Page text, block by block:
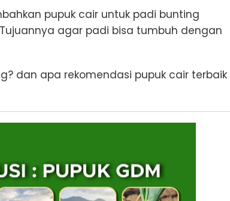
pupuk cair untuk padi bunting
agar padi bisa tumbuh dengan
dan apa rekomendasi pupuk cair terbaik